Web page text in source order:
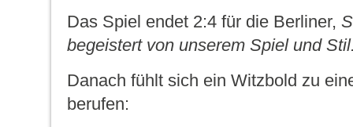
Das Spiel endet 2:4 für die Berliner,
begeistert von unserem Spiel und
Danach fühlt sich ein Witzbold zu
berufen: